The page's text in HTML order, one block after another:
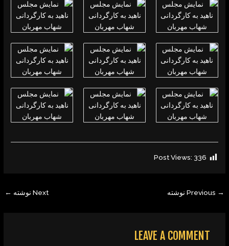
Post Views:336
Next نوشته ←
LEAVE A COMMENT